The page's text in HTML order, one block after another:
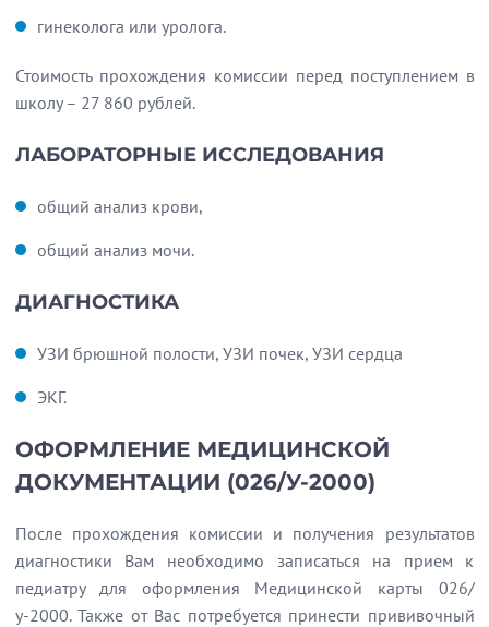
гинеколога или уролога.
Стоимость прохождения комиссии перед поступлением в
школу – 27 860 рублей.
ЛАБОРАТОРНЫЕ ИССЛЕДОВАНИЯ
общий анализ крови,
общий анализ мочи.
ДИАГНОСТИКА
УЗИ брюшной полости, УЗИ почек, УЗИ сердца
ЭКГ.
ОФОРМЛЕНИЕ МЕДИЦИНСКОЙ
ДОКУМЕНТАЦИИ (026/У-2000)
После прохождения комиссии и получения результатов
диагностики Вам необходимо записаться на прием к
педиатру для оформления Медицинской карты 026/
у-2000. Также от Вас потребуется принести прививочный